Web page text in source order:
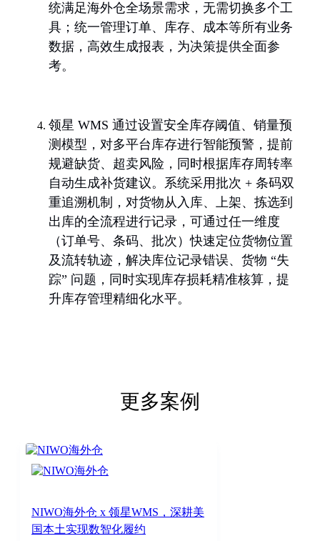
统满足海外仓全场景需求，无需切换多个工
具；统一管理订单、库存、成本等所有业务
数据，高效生成报表，为决策提供全面参
考。
领星 WMS 通过设置安全库存阈值、销量预
测模型，对多平台库存进行智能预警，提前
规避缺货、超卖风险，同时根据库存周转率
自动生成补货建议。系统采用批次 + 条码双
重追溯机制，对货物从入库、上架、拣选到
出库的全流程进行记录，可通过任一维度
（订单号、条码、批次）快速定位货物位置
及流转轨迹，解决库位记录错误、货物 “失
踪” 问题，同时实现库存损耗精准核算，提
升库存管理精细化水平。
更多案例
NIWO海外仓 x 领星WMS，深耕美
国本土实现数智化履约